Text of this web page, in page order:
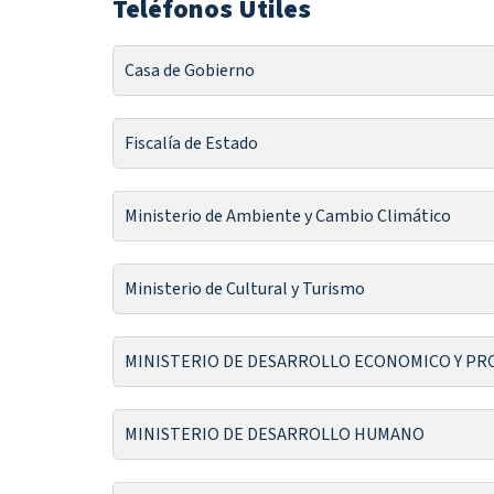
Teléfonos Utiles
Casa de Gobierno
Fiscalía de Estado
Ministerio de Ambiente y Cambio Climático
Ministerio de Cultural y Turismo
MINISTERIO DE DESARROLLO ECONOMICO Y
MINISTERIO DE DESARROLLO HUMANO